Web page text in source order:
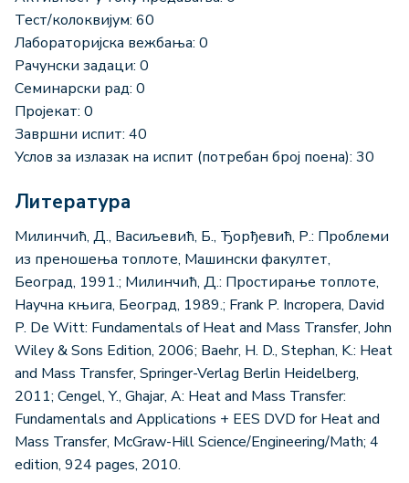
Тест/колоквијум: 60
Лабораторијска вежбања: 0
Рачунски задаци: 0
Семинарски рад: 0
Пројекат: 0
Завршни испит: 40
Услов за излазак на испит (потребан број поена): 30
Литература
Милинчић, Д., Васиљевић, Б., Ђорђевић, Р.: Проблеми
из преношења топлоте, Машински факултет,
Београд, 1991.; Милинчић, Д.: Простирање топлоте,
Научна књига, Београд, 1989.; Frank P. Incropera, David
P. De Witt: Fundamentals of Heat and Mass Transfer, John
Wiley & Sons Edition, 2006; Baehr, H. D., Stephan, K.: Heat
and Mass Transfer, Springer-Verlag Berlin Heidelberg,
2011; Cengel, Y., Ghajar, A: Heat and Mass Transfer:
Fundamentals and Applications + EES DVD for Heat and
Mass Transfer, McGraw-Hill Science/Engineering/Math; 4
edition, 924 pages, 2010.